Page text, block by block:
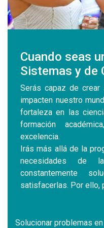
Cuando seas
Sistemas y de
Serás capaz de crear
impacten nuestro
fortaleza en las
formación
excelencia.
Irás más allá de la
necesidades de
constantemente
satisfacerlas. Por ello,
Solucionar problemas